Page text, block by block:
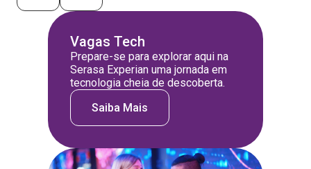
Vagas Tech
Prepare-se para explorar aqui na
Serasa Experian uma jornada em
tecnologia cheia de descoberta.
Saiba Mais